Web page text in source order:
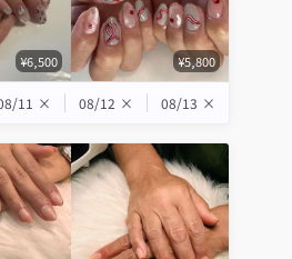
¥6,500 ¥5,800
11 × 08/12 × 08/13 ×